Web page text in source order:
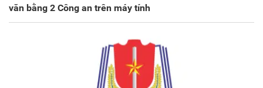
văn bằng 2 Công an trên máy tính